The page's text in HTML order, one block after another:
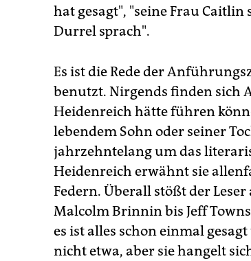
hat gesagt", "seine Frau
Durrel sprach".
Es ist die Rede der
benutzt. Nirgends finden sich
Heidenreich hätte führen
lebendem Sohn oder seiner
jahrzehntelang um das
Heidenreich erwähnt sie
Federn. Überall stößt der
Malcolm Brinnin bis Jeff
es ist alles schon einmal
nicht etwa, aber sie hangelt